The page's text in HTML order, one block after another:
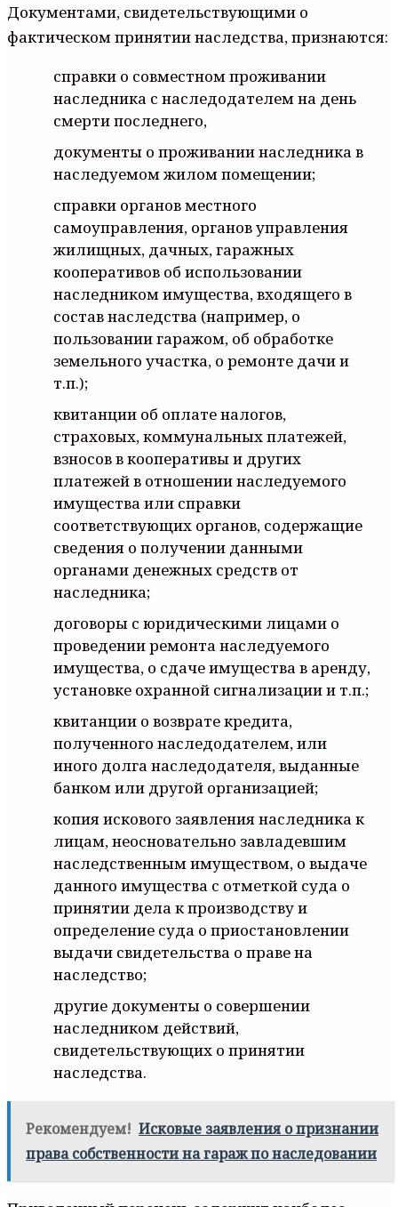
Документами, свидетельствующими о
фактическом принятии наследства, признаются:
справки о совместном проживании
наследника с наследодателем на день
смерти последнего,
документы о проживании наследника в
наследуемом жилом помещении;
справки органов местного
самоуправления, органов управления
жилищных, дачных, гаражных
кооперативов об использовании
наследником имущества, входящего в
состав наследства (например, о
пользовании гаражом, об обработке
земельного участка, о ремонте дачи и
т.п.);
квитанции об оплате налогов,
страховых, коммунальных платежей,
взносов в кооперативы и других
платежей в отношении наследуемого
имущества или справки
соответствующих органов, содержащие
сведения о получении данными
органами денежных средств от
наследника;
договоры с юридическими лицами о
проведении ремонта наследуемого
имущества, о сдаче имущества в аренду,
установке охранной сигнализации и т.п.;
квитанции о возврате кредита,
полученного наследодателем, или
иного долга наследодателя, выданные
банком или другой организацией;
копия искового заявления наследника к
лицам, неосновательно завладевшим
наследственным имуществом, о выдаче
данного имущества с отметкой суда о
принятии дела к производству и
определение суда о приостановлении
выдачи свидетельства о праве на
наследство;
другие документы о совершении
наследником действий,
свидетельствующих о принятии
наследства.
Рекомендуем! Исковые заявления о признании
права собственности на гараж по наследовании